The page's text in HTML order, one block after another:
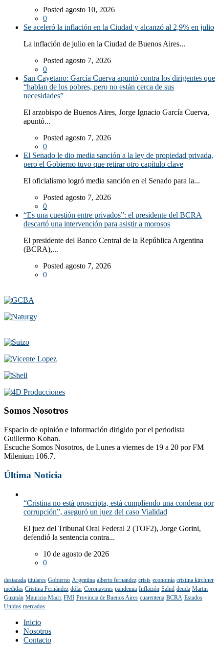
Posted agosto 10, 2026
0
Se aceleró la inflación en la Ciudad y alcanzó al 2,9% en julio
La inflación de julio en la Ciudad de Buenos Aires...
Posted agosto 7, 2026
0
San Cayetano: García Cuerva apuntó contra los dirigentes que
“hablan de los pobres, pero no están cerca de sus
necesidades”
El arzobispo de Buenos Aires, Jorge Ignacio García Cuerva,
apuntó...
Posted agosto 7, 2026
0
El Senado le dio media sanción a la ley de propiedad privada,
pero el Gobierno tuvo que retirar otro capítulo clave
El oficialismo logró media sanción en el Senado para la...
Posted agosto 7, 2026
0
“Es una cuestión entre privados”: el presidente del BCRA
descartó una intervención para asistir a morosos
El presidente del Banco Central de la República Argentina
(BCRA),...
Posted agosto 7, 2026
0
Somos Nosotros
Espacio de opinión e información dirigido por el periodista
Guillermo Kohan.
Escuche Somos Nosotros, de Lunes a viernes de 19 a 20 por FM
Milenium 106.7.
Última Noticia
“Cristina no está proscripta, está cumpliendo una condena por
corrupción”, aseguró un juez del caso Vialidad
El juez del Tribunal Oral Federal 2 (TOF2), Jorge Gorini,
defendió la sentencia contra...
10 de agosto de 2026
0
destacada titulares Gobierno Argentina alberto fernandez crisis economía cristina kirchner
medidas Cristina Fernández dólar Coronavirus pandemia Inflación Salud deuda Martin
Guzmán Mauricio Macri FMI Provincia de Buenos Aires cuarentena BCRA Estados
Unidos mercados
Inicio
Nosotros
Contacto